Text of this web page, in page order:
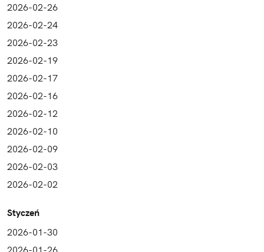
2026-02-26
2026-02-24
2026-02-23
2026-02-19
2026-02-17
2026-02-16
2026-02-12
2026-02-10
2026-02-09
2026-02-03
2026-02-02
Styczeń
2026-01-30
2026-01-26